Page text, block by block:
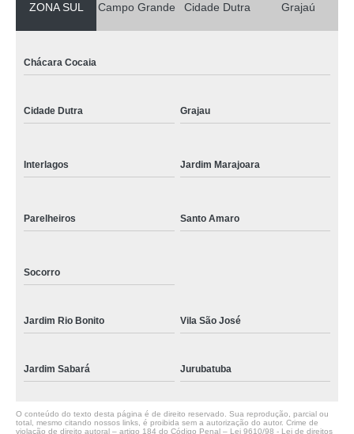
ZONA SUL Campo Grande Cidade Dutra Grajaú
Chácara Cocaia
Cidade Dutra Grajau
Interlagos Jardim Marajoara
Parelheiros Santo Amaro
Socorro
Jardim Rio Bonito Vila São José
Jardim Sabará Jurubatuba
O conteúdo do texto desta página é de direito reservado. Sua reprodução, parcial ou
total, mesmo citando nossos links, é proibida sem a autorização do autor. Crime de
violação de direito autoral – artigo 184 do Código Penal – Lei 9610/98 - Lei de direitos